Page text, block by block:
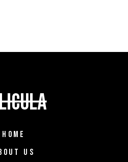
HOME
US